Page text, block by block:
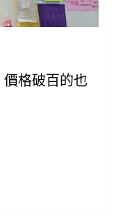
格破百的也